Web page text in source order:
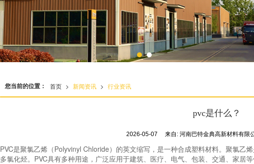
您当前的位置： 首页 > 新闻资讯 > 行业资讯
pvc是什么？
2026-05-07 来自: 河南巴特金典高新材料有限
PVC是聚氯乙烯（Polyvinyl Chloride）的英文缩写，是一种合成塑料材料。聚氯乙
多氯化烃。PVC具有多种用途，广泛应用于建筑、医疗、电气、包装、交通、家居